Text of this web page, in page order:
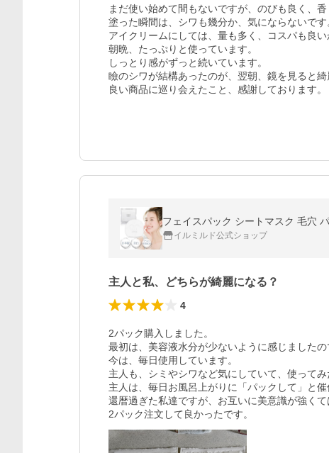
まだ使い始めて間もないですが、のびも良く、
塗った瞬間は、シワも幾分か、気にならないです
アイクリームにしては、量も多く、コスパも良い
朝晩、たっぷりと使っています。
しっとり感がずっと続いています。
瞼のシワが結構あったのが、翌朝、鏡を見ると
良い商品に巡り会えたこと、感謝しております。
フェイスパック シートマスク 毛穴
イルミルド公式ショップ
主人と私、どちらが綺麗になる？
4
2パック購入しました。
最初は、美容液水分が少ないように感じましたの
今は、毎日使用しています。
主人も、シミやシワなど気にしていて、使って
主人は、毎日お風呂上がりに「パックして」と
還暦過ぎた私達ですが、お互いに美意識が強く
2パック注文して良かったです。